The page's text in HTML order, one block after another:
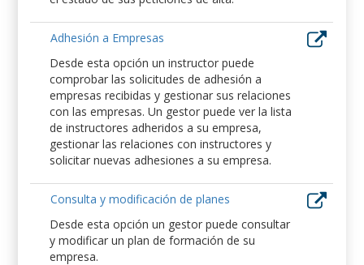
Adhesión a Empresas
Desde esta opción un instructor puede
comprobar las solicitudes de adhesión a
empresas recibidas y gestionar sus relaciones
con las empresas. Un gestor puede ver la lista
de instructores adheridos a su empresa,
gestionar las relaciones con instructores y
solicitar nuevas adhesiones a su empresa.
Consulta y modificación de planes
Desde esta opción un gestor puede consultar
y modificar un plan de formación de su
empresa.